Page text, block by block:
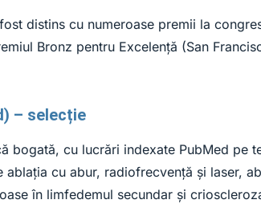
distins cu numeroase premii la
Bronz pentru Excelență (San
– selecție
bogată, cu lucrări indexate PubMed pe
cu abur, radiofrecvență și laser,
în limfedemul secundar și